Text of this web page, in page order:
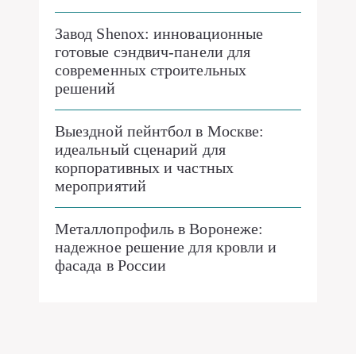
Завод Shenox: инновационные
готовые сэндвич-панели для
современных строительных
решений
Выездной пейнтбол в Москве:
идеальный сценарий для
корпоративных и частных
мероприятий
Металлопрофиль в Воронеже:
надежное решение для кровли и
фасада в России